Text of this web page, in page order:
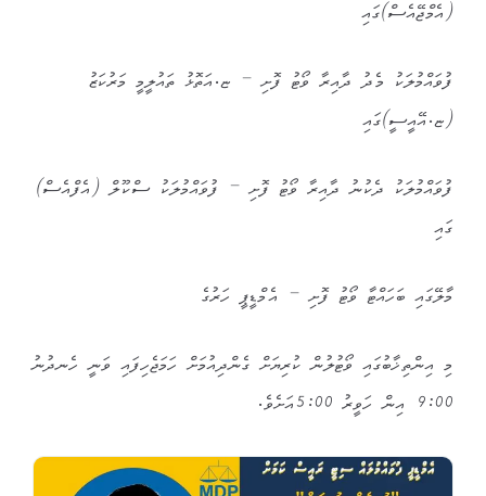
(އެމްޖޭއެސް)ގައި
ފުވައްމުލަކު މެދު ދާއިރާ ވޯޓު ފޮށި – ޏ.އަތޮޅު ތައުލީމީ މަރުކަޒު
(ޏ.އޭއީސީ)ގައި
ފުވައްމުލަކު ދެކުނު ދާއިރާ ވޯޓު ފޮށި – ފުވައްމުލަކު ސްކޫލް (އެފްއެސް)
ގައި
މާލޭގައި ބަހައްޓާ ވޯޓު ފޮށި – އެމްޑީޕީ ހަރުގެ
މި އިންތިޚާބުގައި ވޯޓުލުން ކުރިޔަށް ގެންދިއުމަށް ހަމަޖެހިފައި ވަނީ ހެނދުނު
9:00 އިން ހަވީރު 5:00އަށެވެ.